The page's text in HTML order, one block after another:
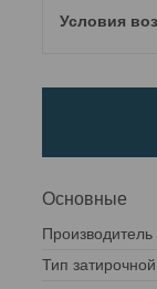
Основные
Производитель
Тип